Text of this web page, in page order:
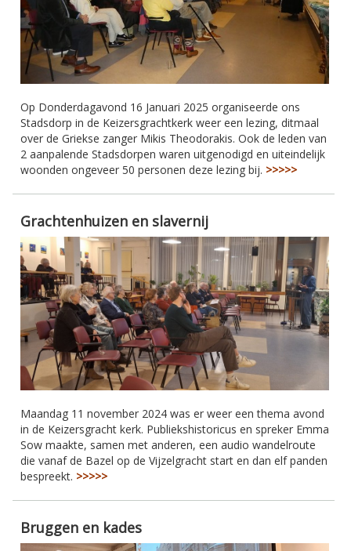
Op Donderdagavond 16 Januari 2025 organiseerde ons
Stadsdorp in de Keizersgrachtkerk weer een lezing, ditmaal
over de Griekse zanger Mikis Theodorakis. Ook de leden van
2 aanpalende Stadsdorpen waren uitgenodigd en uiteindelijk
woonden ongeveer 50 personen deze lezing bij. >>>>>
Grachtenhuizen en slavernij
Maandag 11 november 2024 was er weer een thema avond
in de Keizersgracht kerk. Publiekshistoricus en spreker Emma
Sow maakte, samen met anderen, een audio wandelroute
die vanaf de Bazel op de Vijzelgracht start en dan elf panden
bespreekt. >>>>>
Bruggen en kades